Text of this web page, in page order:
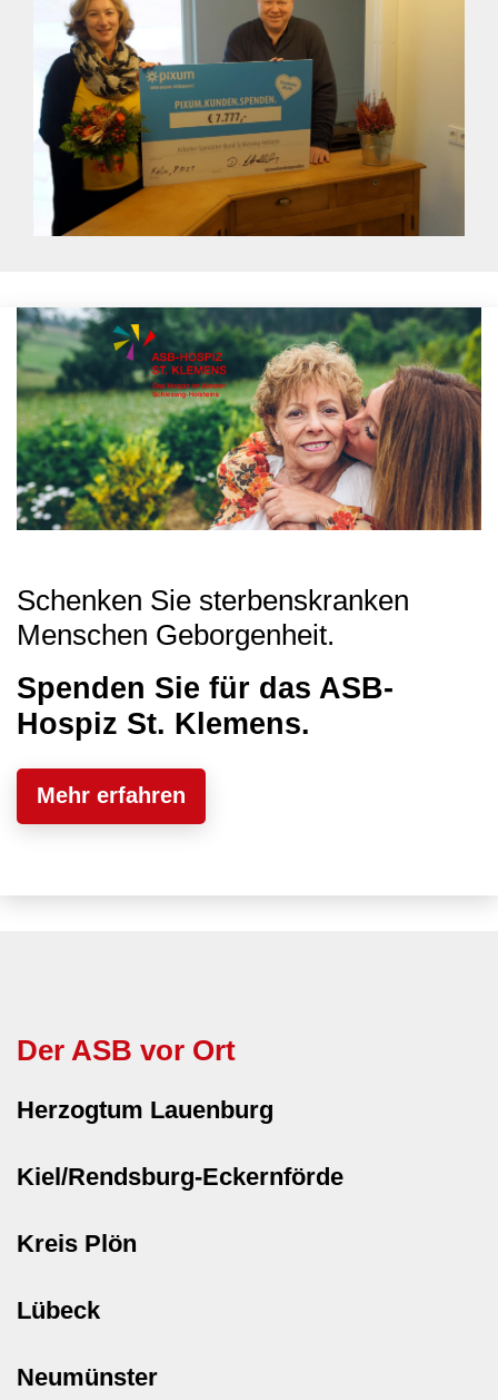
Schenken Sie sterbenskranken
Menschen Geborgenheit.
Spenden Sie für das ASB-
Hospiz St. Klemens.
Mehr erfahren
Der ASB vor Ort
Herzogtum Lauenburg
Kiel/Rendsburg-Eckernförde
Kreis Plön
Lübeck
Neumünster